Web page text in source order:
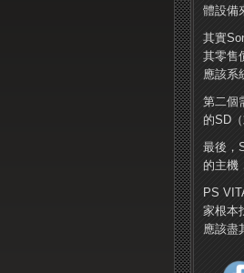
體設備
其實
其零售
應該系
第二個
的SD
最後，
的主機
PS
家根本
應該盡